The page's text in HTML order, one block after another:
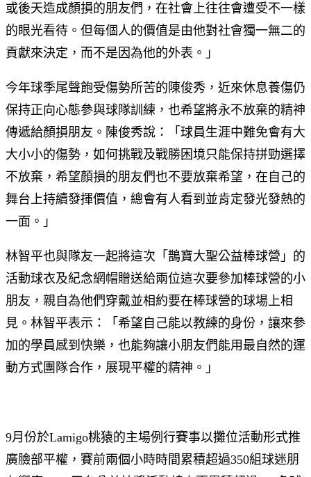
或後天造成顏損的朋友們，在社會上往往會遭受不一樣
的眼光看待。但每個人的價值是由他對社會獨一無二的
貢獻來決定，而不是因為他的外表。」
今年球季尾聲飽受傷勢所苦的陳俊秀，近來休息養傷仍
保持正向心態參與球隊訓練，也希望將永不放棄的精神
傳遞給顏損朋友。陳俊秀說：「球員生涯中難免會有大
大小小的傷勢，如何挑戰及戰勝困境只能保持拼勁選擇
不放棄，希望顏損的朋友們也不要放棄希望，在自己的
舞台上持續發揮價值，總會有人看到並肯定發光發熱的
一面。」
林智平也與隊友一起將這次「鵲寶大聖公益棒球營」的
活動球衣及紀念網帽贈送給兩位這次要參加棒球營的小
朋友，親自為他們穿戴並相約要在棒球營的球場上相
見。林智平表示：「希望自己能以教練的身份，讓來參
加的學員感到快樂，也能夠讓小朋友們能用最自然的運
動方式團隊合作，展現平權的精神。」
9月份於Lamigo桃猿的主場例行賽事以攤位活動形式推
廣臉部平權，賽前兩個小時時間累積超過350組球迷朋